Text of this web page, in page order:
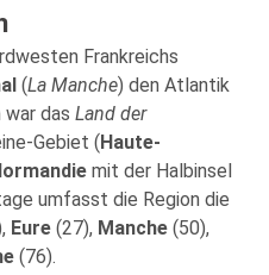
Frankreichs
(La Manche) den Atlantik
das Land der
Gebiet (Haute-
mit der Halbinsel
umfasst die Region die
Eure (27), Manche (50),
(76).